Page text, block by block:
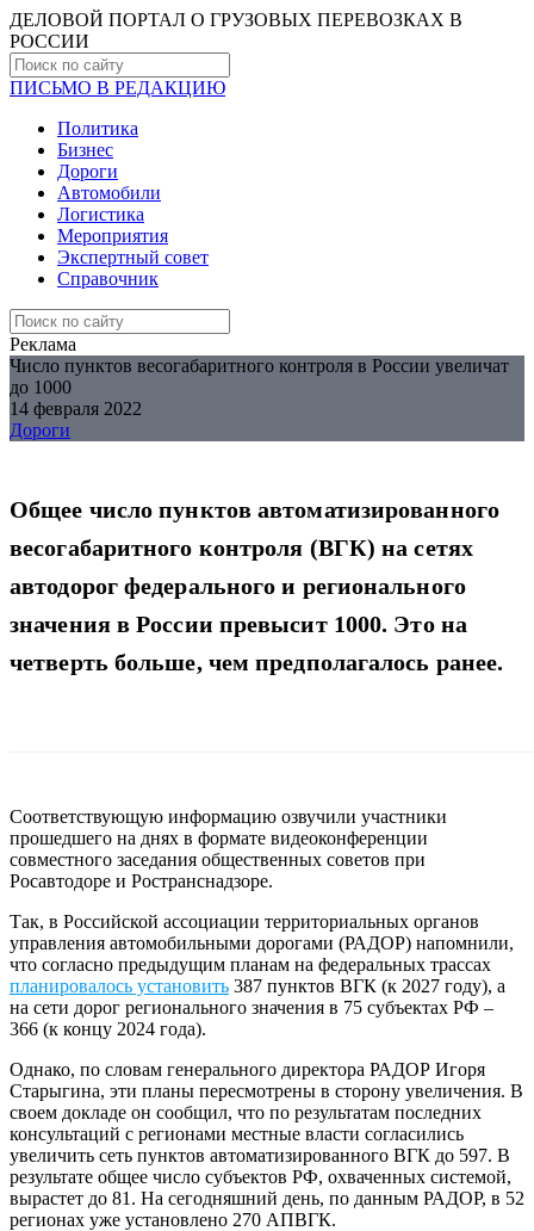
ДЕЛОВОЙ ПОРТАЛ О ГРУЗОВЫХ ПЕРЕВОЗКАХ В
РОCСИИ
ПИСЬМО В РЕДАКЦИЮ
Политика
Бизнес
Дороги
Автомобили
Логистика
Мероприятия
Экспертный совет
Справочник
Реклама
Число пунктов весогабаритного контроля в России увеличат
до 1000
14 февраля 2022
Дороги
Общее число пунктов автоматизированного
весогабаритного контроля (ВГК) на сетях
автодорог федерального и регионального
значения в России превысит 1000. Это на
четверть больше, чем предполагалось ранее.
Соответствующую информацию озвучили участники
прошедшего на днях в формате видеоконференции
совместного заседания общественных советов при
Росавтодоре и Ространснадзоре.
Так, в Российской ассоциации территориальных органов
управления автомобильными дорогами (РАДОР) напомнили,
что согласно предыдущим планам на федеральных трассах
планировалось установить 387 пунктов ВГК (к 2027 году), а
на сети дорог регионального значения в 75 субъектах РФ –
366 (к концу 2024 года).
Однако, по словам генерального директора РАДОР Игоря
Старыгина, эти планы пересмотрены в сторону увеличения. В
своем докладе он сообщил, что по результатам последних
консультаций с регионами местные власти согласились
увеличить сеть пунктов автоматизированного ВГК до 597. В
результате общее число субъектов РФ, охваченных системой,
вырастет до 81. На сегодняшний день, по данным РАДОР, в 52
регионах уже установлено 270 АПВГК.